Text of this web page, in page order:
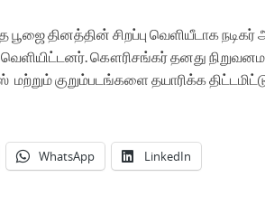
தினத்தின் சிறப்பு வெளியீடாக
கௌரிசங்கர் தனது
குறும்படங்களை தயாரிக்க
WhatsApp LinkedIn